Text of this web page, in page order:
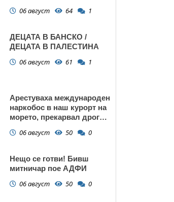
06 август 64 1
ДЕЦАТА В БАНСКО /
ДЕЦАТА В ПАЛЕСТИНА
06 август 61 1
Арестуваха международен
наркобос в наш курорт на
морето, прекарвал дрога
06 август 50 0
Нещо се готви! Бивш
митничар пое АДФИ
06 август 50 0